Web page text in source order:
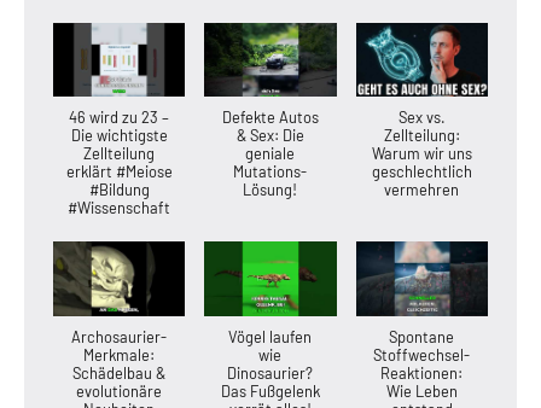
46 wird zu 23 –
Die wichtigste
Zellteilung
erklärt #Meiose
#Bildung
#Wissenschaft
Defekte Autos
& Sex: Die
geniale
Mutations-
Lösung!
Sex vs.
Zellteilung:
Warum wir uns
geschlechtlich
vermehren
Archosaurier-
Merkmale:
Schädelbau &
evolutionäre
Vögel laufen
wie
Dinosaurier?
Das Fußgelenk
Spontane
Stoffwechsel-
Reaktionen:
Wie Leben